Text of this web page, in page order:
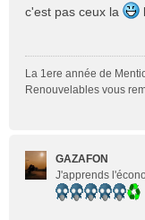
l
c'est pas ceux la
La 1ere année de
Renouvelables vous
GAZAFON
J'apprends